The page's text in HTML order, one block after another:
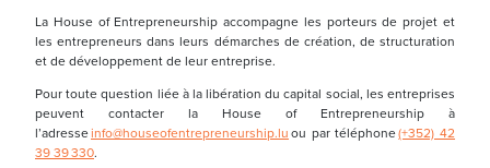
La House of Entrepreneurship accompagne les porteurs de projet et
les entrepreneurs dans leurs démarches de création, de structuration
et de développement de leur entreprise.
Pour toute question liée à la libération du capital social, les entreprises
peuvent contacter la House of Entrepreneurship à
l’adresseinfo@houseofentrepreneurship.luou par téléphone(+352) 42
39 39 330.